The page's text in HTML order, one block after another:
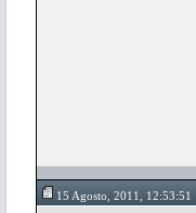
15 Agosto, 2011, 12:53:51